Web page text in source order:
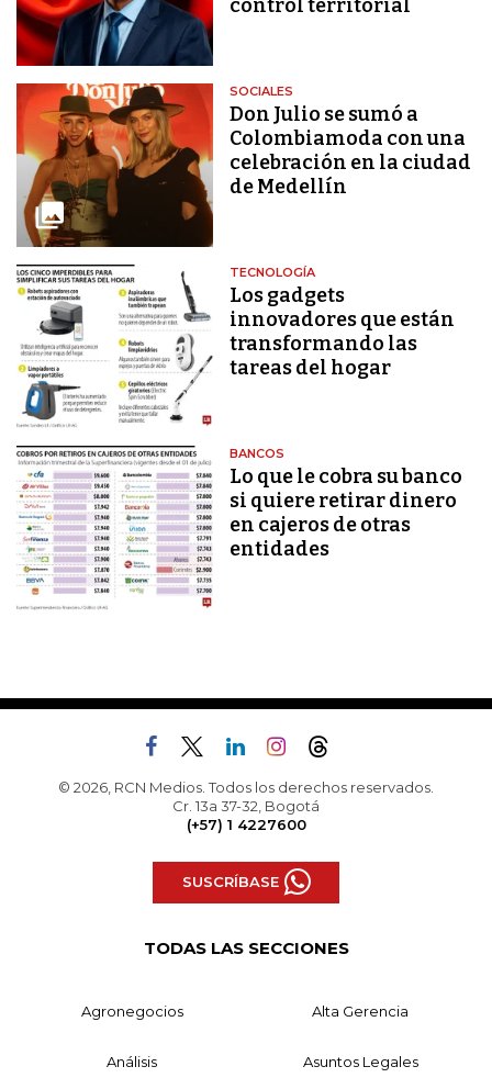
control territorial
SOCIALES
Don Julio se sumó a
Colombiamoda con una
celebración en la ciudad
de Medellín
TECNOLOGÍA
Los gadgets
innovadores que están
transformando las
tareas del hogar
BANCOS
Lo que le cobra su banco
si quiere retirar dinero
en cajeros de otras
entidades
© 2026, RCN Medios. Todos los derechos reservados.
Cr. 13a 37-32, Bogotá
(+57) 1 4227600
SUSCRÍBASE
TODAS LAS SECCIONES
Agronegocios Alta Gerencia
Análisis Asuntos Legales